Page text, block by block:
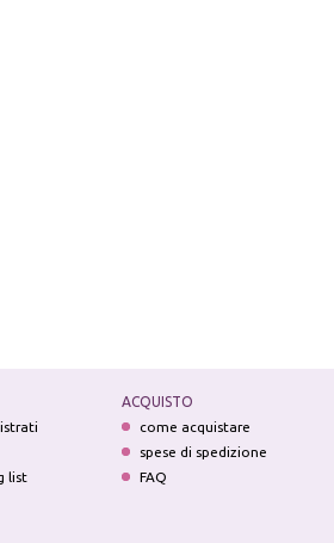
list
ACQUISTO
come acquistare
spese di spedizione
FAQ